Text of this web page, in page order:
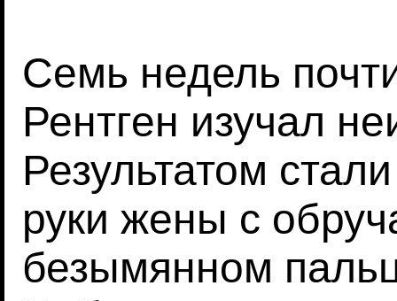
Семь недель
Рентген изучал
Результатом
руки жены с
безымянном